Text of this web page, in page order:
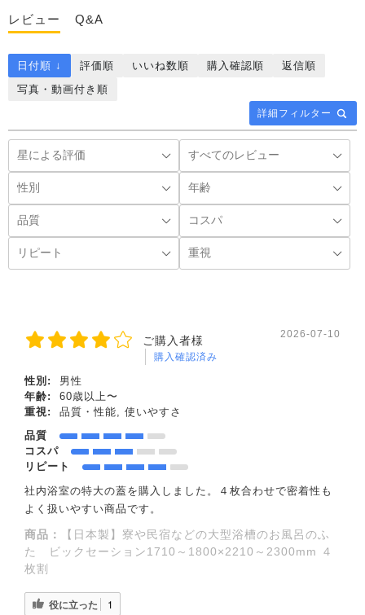
レビュー Q&A
詳細フィルター
日付順 ↓ 評価順 いいね数順 購入確認順
返信順
写真・動画付き順
ご購入者様
購入確認済み
2026-07-10
性別:
男性
年齢:
60歳以上〜
重視:
品質・性能, 使いやすさ
品質
コスパ
リピート
社内浴室の特大の蓋を購入しました。４枚合わせで密着性も
よく扱いやすい商品です。
商品：
【日本製】寮や民宿などの大型浴槽のお風呂のふ
た ビックセーション1710～1800×2210～2300mm ４
枚割
役に立った 1